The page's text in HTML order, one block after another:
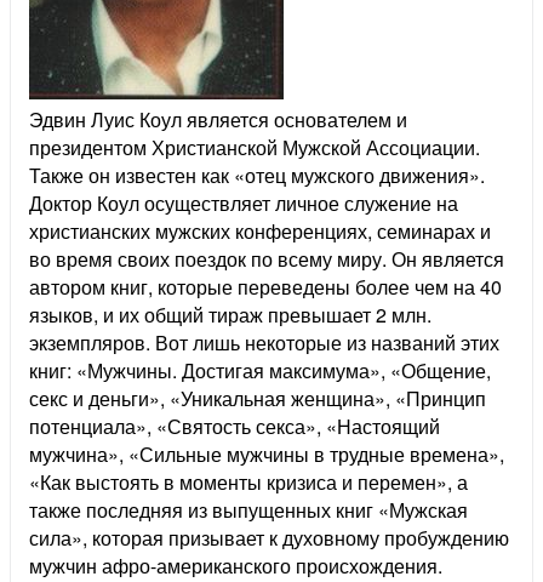
Эдвин Луис Коул является основателем и
президентом Христианской Мужской Ассоциации.
Также он известен как «отец мужского движения».
Доктор Коул осуществляет личное служение на
христианских мужских конференциях, семинарах и
во время своих поездок по всему миру. Он является
автором книг, которые переведены более чем на 40
языков, и их общий тираж превышает 2 млн.
экземпляров. Вот лишь некоторые из названий этих
книг: «Мужчины. Достигая максимума», «Общение,
секс и деньги», «Уникальная женщина», «Принцип
потенциала», «Святость секса», «Настоящий
мужчина», «Сильные мужчины в трудные времена»,
«Как выстоять в моменты кризиса и перемен», а
также последняя из выпущенных книг «Мужская
сила», которая призывает к духовному пробуждению
мужчин афро-американского происхождения.